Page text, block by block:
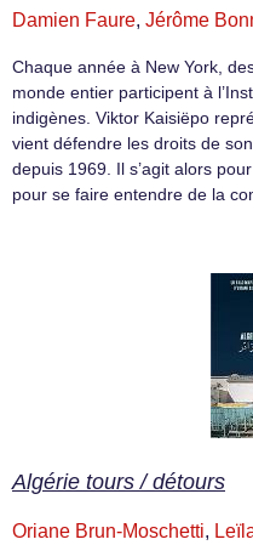
Damien Faure, Jérôme
Chaque année à New York,
monde entier participent à
indigènes. Viktor Kaisiëpo
vient défendre les droits de
depuis 1969. Il s’agit alors
pour se faire entendre de la
Algérie tours / détours
Oriane Brun-Moschetti,